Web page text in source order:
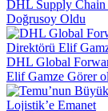
DHL Supply
Doğrusoy Oldu
DHL Global
Elif Gamze Görer